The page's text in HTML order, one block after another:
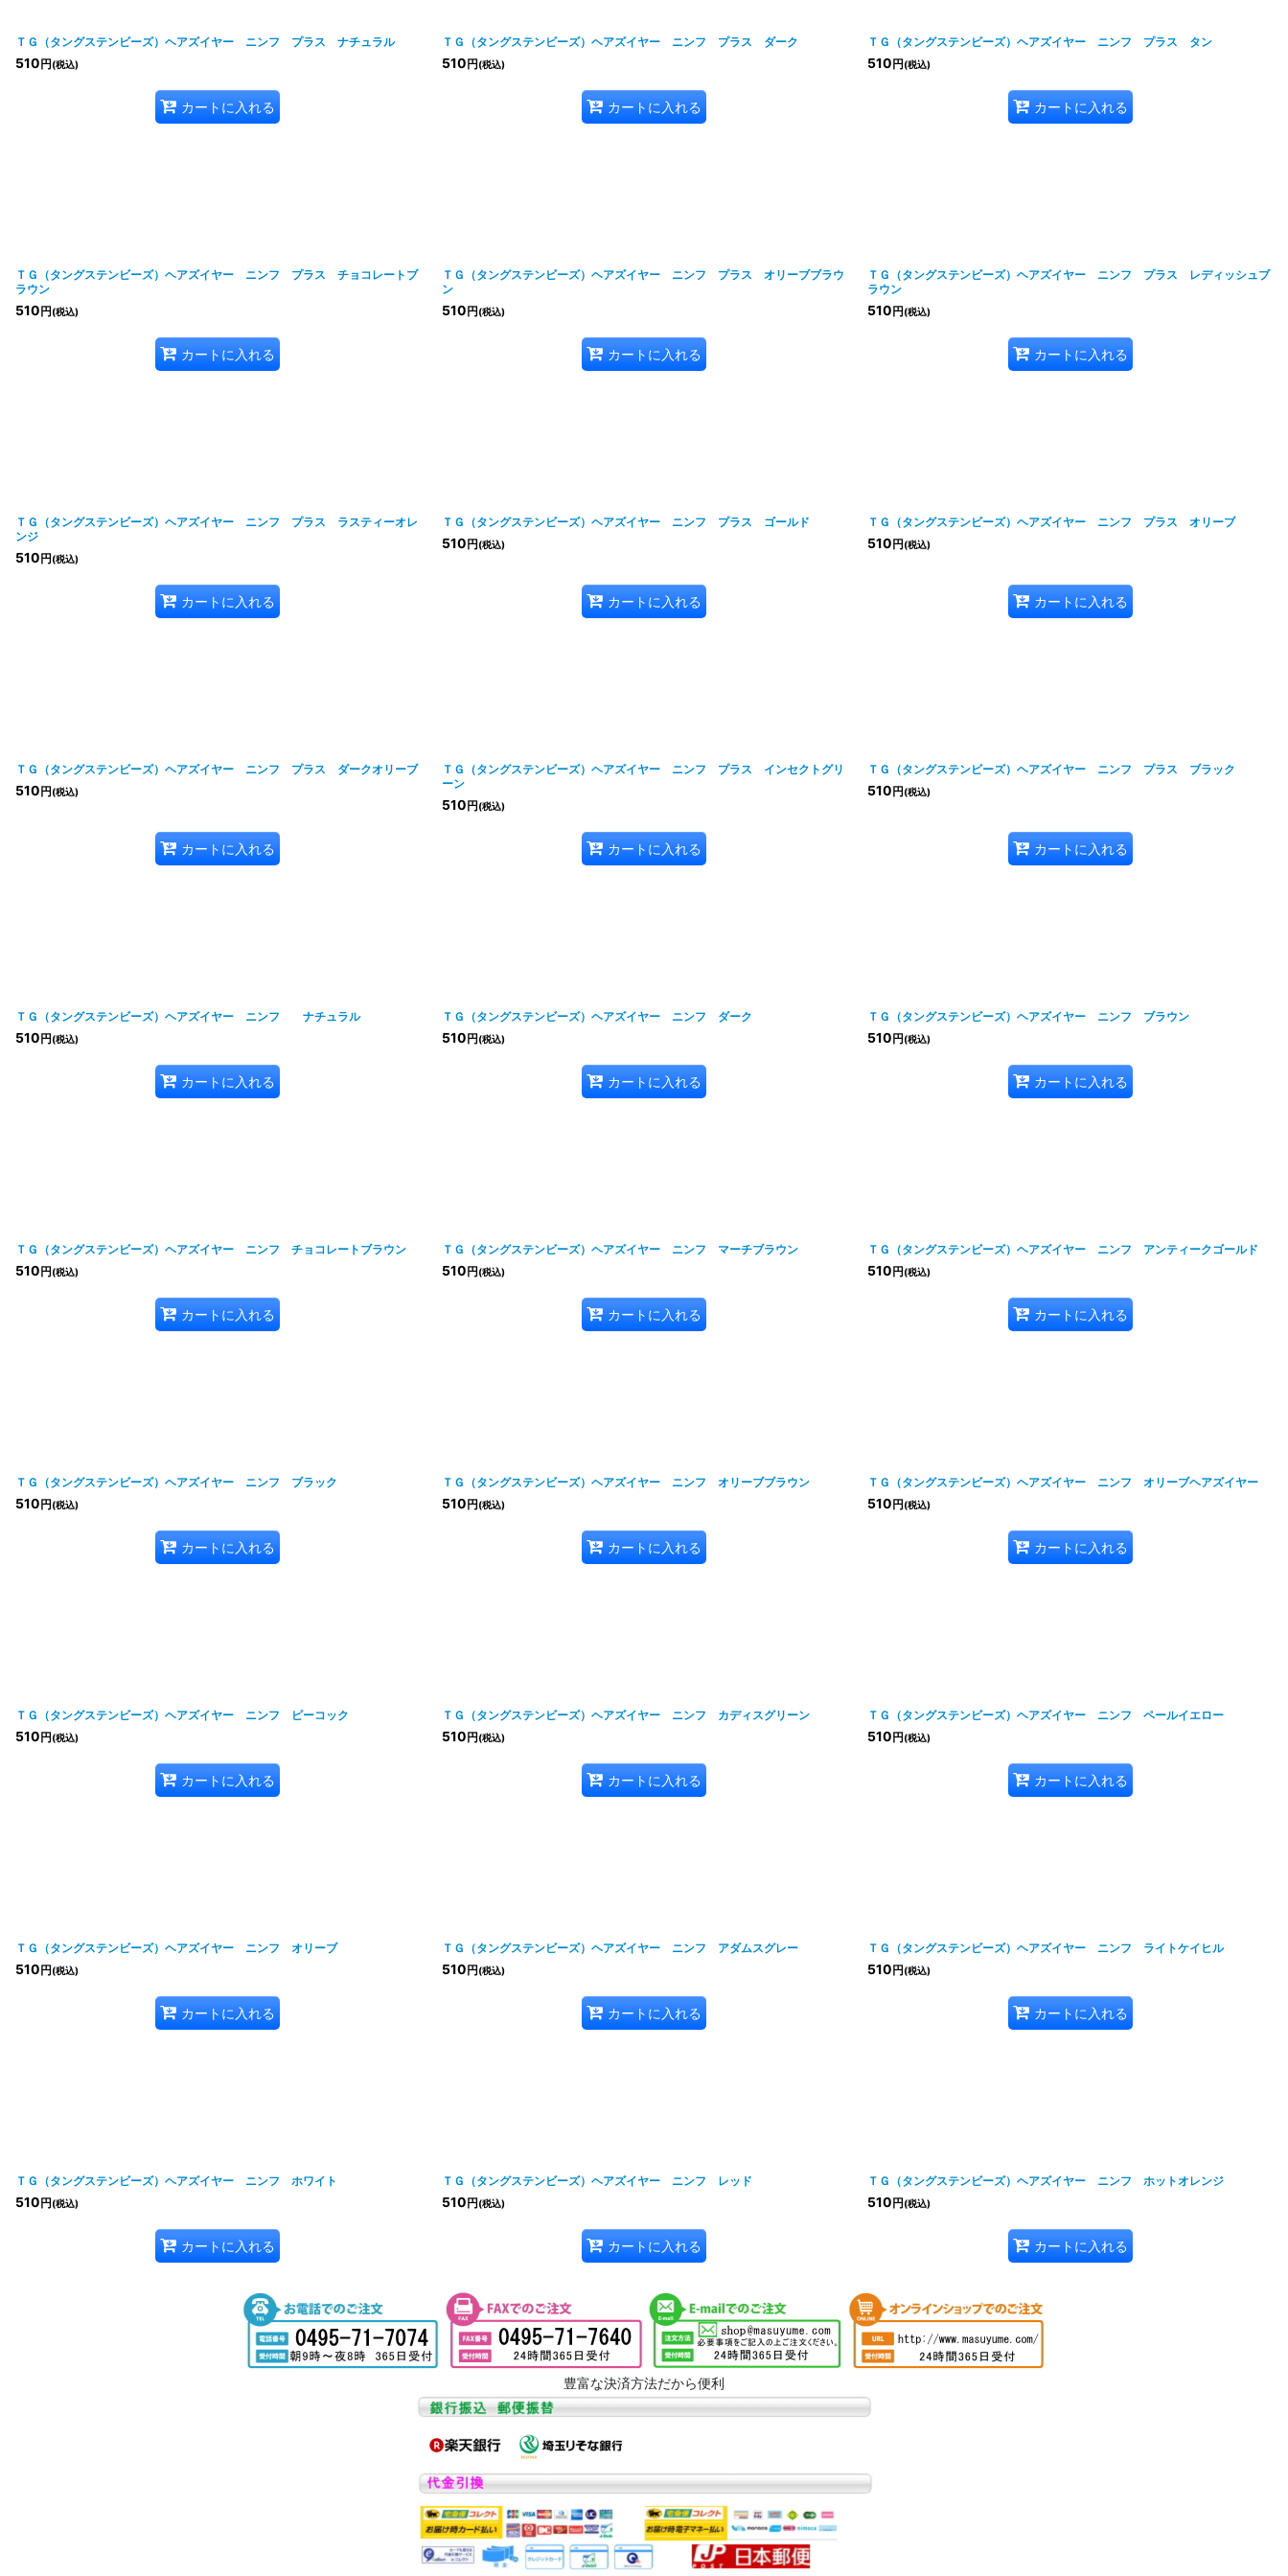
ＴＧ（タングステンビーズ）ヘアズイヤー ニンフ プラス ナチュラル
510 円 (税込)
カートに入れる
ＴＧ（タングステンビーズ）ヘアズイヤー ニンフ プラス ダーク
510 円 (税込)
カートに入れる
ＴＧ（タングステンビーズ）ヘアズイヤー ニンフ プラス タン
510 円 (税込)
カートに入れる
ＴＧ（タングステンビーズ）ヘアズイヤー ニンフ プラス チョコレートブ
ラウン
510 円 (税込)
カートに入れる
ＴＧ（タングステンビーズ）ヘアズイヤー ニンフ プラス オリーブブラウ
ン
510 円 (税込)
カートに入れる
ＴＧ（タングステンビーズ）ヘアズイヤー ニンフ プラス レディッシュブ
ラウン
510 円 (税込)
カートに入れる
ＴＧ（タングステンビーズ）ヘアズイヤー ニンフ プラス ラスティーオレ
ンジ
510 円 (税込)
カートに入れる
ＴＧ（タングステンビーズ）ヘアズイヤー ニンフ プラス ゴールド
510 円 (税込)
カートに入れる
ＴＧ（タングステンビーズ）ヘアズイヤー ニンフ プラス オリーブ
510 円 (税込)
カートに入れる
ＴＧ（タングステンビーズ）ヘアズイヤー ニンフ プラス ダークオリーブ
510 円 (税込)
カートに入れる
ＴＧ（タングステンビーズ）ヘアズイヤー ニンフ プラス インセクトグリ
ーン
510 円 (税込)
カートに入れる
ＴＧ（タングステンビーズ）ヘアズイヤー ニンフ プラス ブラック
510 円 (税込)
カートに入れる
ＴＧ（タングステンビーズ）ヘアズイヤー ニンフ ナチュラル
510 円 (税込)
カートに入れる
ＴＧ（タングステンビーズ）ヘアズイヤー ニンフ ダーク
510 円 (税込)
カートに入れる
ＴＧ（タングステンビーズ）ヘアズイヤー ニンフ ブラウン
510 円 (税込)
カートに入れる
ＴＧ（タングステンビーズ）ヘアズイヤー ニンフ チョコレートブラウン
510 円 (税込)
カートに入れる
ＴＧ（タングステンビーズ）ヘアズイヤー ニンフ マーチブラウン
510 円 (税込)
カートに入れる
ＴＧ（タングステンビーズ）ヘアズイヤー ニンフ アンティークゴールド
510 円 (税込)
カートに入れる
ＴＧ（タングステンビーズ）ヘアズイヤー ニンフ ブラック
510 円 (税込)
カートに入れる
ＴＧ（タングステンビーズ）ヘアズイヤー ニンフ オリーブブラウン
510 円 (税込)
カートに入れる
ＴＧ（タングステンビーズ）ヘアズイヤー ニンフ オリーブヘアズイヤー
510 円 (税込)
カートに入れる
ＴＧ（タングステンビーズ）ヘアズイヤー ニンフ ピーコック
510 円 (税込)
カートに入れる
ＴＧ（タングステンビーズ）ヘアズイヤー ニンフ カディスグリーン
510 円 (税込)
カートに入れる
ＴＧ（タングステンビーズ）ヘアズイヤー ニンフ ペールイエロー
510 円 (税込)
カートに入れる
ＴＧ（タングステンビーズ）ヘアズイヤー ニンフ オリーブ
510 円 (税込)
カートに入れる
ＴＧ（タングステンビーズ）ヘアズイヤー ニンフ アダムスグレー
510 円 (税込)
カートに入れる
ＴＧ（タングステンビーズ）ヘアズイヤー ニンフ ライトケイヒル
510 円 (税込)
カートに入れる
ＴＧ（タングステンビーズ）ヘアズイヤー ニンフ ホワイト
510 円 (税込)
カートに入れる
ＴＧ（タングステンビーズ）ヘアズイヤー ニンフ レッド
510 円 (税込)
カートに入れる
ＴＧ（タングステンビーズ）ヘアズイヤー ニンフ ホットオレンジ
510 円 (税込)
カートに入れる
豊富な決済方法だから便利